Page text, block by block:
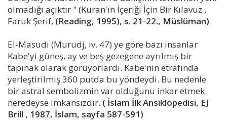
olmadığı açıktır " (Kuran'ın İçeriği İçin Bir Kılavuz ,
Faruk Şerif, (Reading, 1995), s. 21-22., Müslüman)
El-Masudi (Murudj, iv. 47) ye göre bazı insanlar
Kabe'yi güneş, ay ve beş gezegene ayrılmış bir
tapınak olarak görüyorlardı. Kabe'nin etrafında
yerleştirilmiş 360 putda bu yöndeydi. Bu nedenle
bir astral sembolizmin var olduğunu inkar etmek
neredeyse imkansızdır. ( İslam İlk Ansiklopedisi, EJ
Brill , 1987, İslam, sayfa 587-591)